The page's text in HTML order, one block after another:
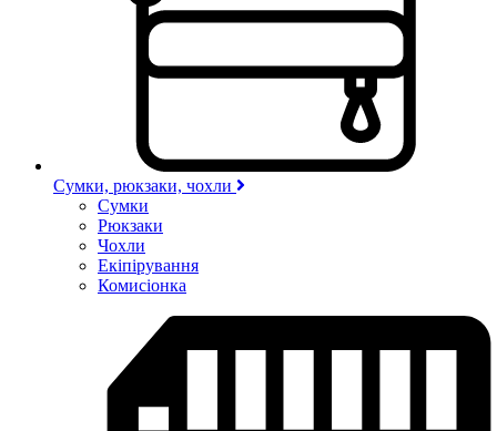
Сумки, рюкзаки, чохли
Сумки
Рюкзаки
Чохли
Екіпірування
Комисіонка